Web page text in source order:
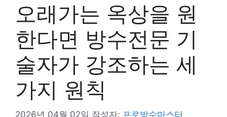
오래가는 옥상을 원
한다면 방수전문 기
술자가 강조하는 세
가지 원칙
2026년 04월 02일 작성자: 프로방수마스터